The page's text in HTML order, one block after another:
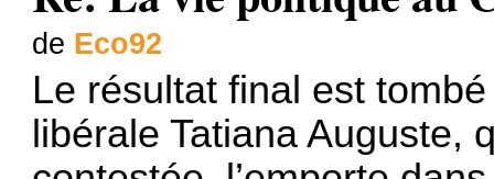
de Eco92
Le résultat final est
libérale Tatiana Auguste,